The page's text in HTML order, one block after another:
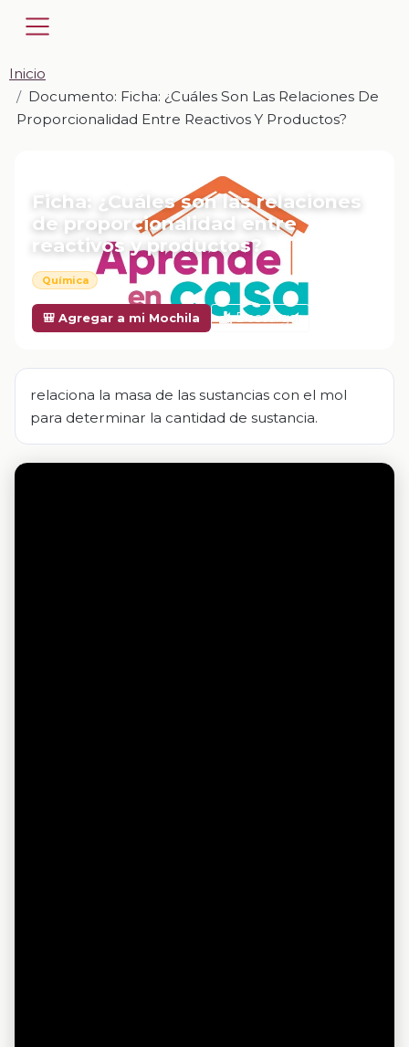
Inicio
Documento: Ficha: ¿Cuáles Son Las Relaciones De
Proporcionalidad Entre Reactivos Y Productos?
Ficha: ¿Cuáles son las relaciones
de proporcionalidad entre
reactivos y productos?
Química
🎒 Agregar a mi Mochila Descargar
relaciona la masa de las sustancias con el mol
para determinar la cantidad de sustancia.